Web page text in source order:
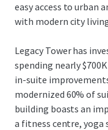
easy access to urban
with modern city
Legacy Tower has
spending nearly
in-suite
modernized 60% of
building boasts an
a fitness centre, yoga